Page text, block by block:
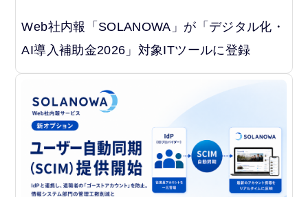
Web社内報「SOLANOWA」が「デジタル化・
AI導入補助金2026」対象ITツールに登録